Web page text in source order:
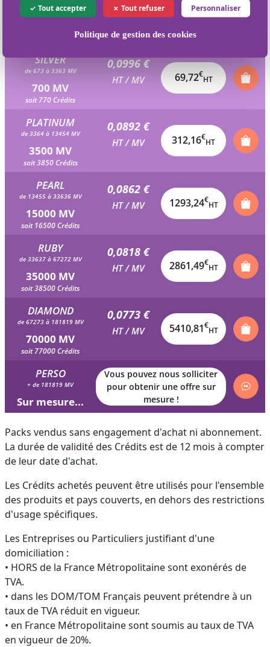
Tout accepter Tout refuser Personnaliser
Politique de gestion des cookies
de 337 à 672 MV
soit 385 Crédits
HT / MV 36,42€
HT
SILVER
de 673 à 3363 MV
700 MV
soit 770 Crédits
0,0996 €
HT / MV 69,72€
HT
PLATINUM
de 3364 à 13454 MV
3500 MV
soit 3850 Crédits
0,0892 €
HT / MV 312,16€
HT
PEARL
de 13455 à 33636 MV
15000 MV
soit 16500 Crédits
0,0862 €
HT / MV 1293,24€
HT
RUBY
de 33637 à 67272 MV
35000 MV
soit 38500 Crédits
0,0818 €
HT / MV 2861,49€
HT
DIAMOND
de 67273 à 181819 MV
70000 MV
soit 77000 Crédits
0,0773 €
HT / MV 5410,81€
HT
PERSO
+ de 181819 MV
Sur mesure...
Vous pouvez nous solliciter
pour obtenir une offre sur
mesure !
Packs vendus sans engagement d'achat ni abonnement.
La durée de validité des Crédits est de 12 mois à compter
de leur date d'achat.
Les Crédits achetés peuvent être utilisés pour l'ensemble
des produits et pays couverts, en dehors des restrictions
d'usage spécifiques.
Les Entreprises ou Particuliers justifiant d'une
domiciliation :
• HORS de la France Métropolitaine sont exonérés de
TVA.
• dans les DOM/TOM Français peuvent prétendre à un
taux de TVA réduit en vigueur.
• en France Métropolitaine sont soumis au taux de TVA
en vigueur de 20%.